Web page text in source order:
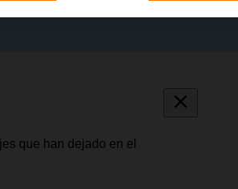
que han dejado en el